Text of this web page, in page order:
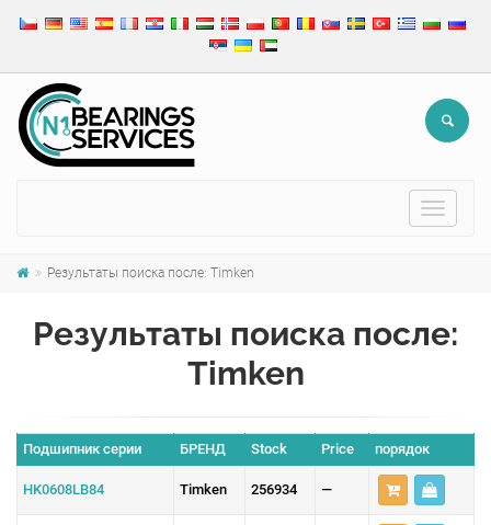
Toggle
Результаты поиска после: Timken
Результаты поиска после:
Timken
Подшипник серии БРЕНД Stock Price порядок
HK0608LB84 Timken 256934 —